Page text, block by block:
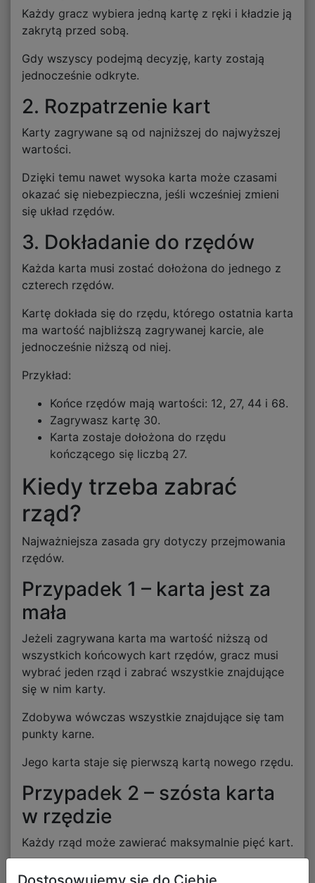
Każdy gracz wybiera jedną kartę z ręki i kładzie ją
zakrytą przed sobą.
Gdy wszyscy podejmą decyzję, karty zostają
jednocześnie odkryte.
2. Rozpatrzenie kart
Karty zagrywane są od najniższej do najwyższej
wartości.
Dzięki temu nawet wysoka karta może czasami
okazać się niebezpieczna, jeśli wcześniej zmieni
się układ rzędów.
3. Dokładanie do rzędów
Każda karta musi zostać dołożona do jednego z
czterech rzędów.
Kartę dokłada się do rzędu, którego ostatnia karta
ma wartość najbliższą zagrywanej karcie, ale
jednocześnie niższą od niej.
Przykład:
Końce rzędów mają wartości: 12, 27, 44 i 68.
Zagrywasz kartę 30.
Karta zostaje dołożona do rzędu
kończącego się liczbą 27.
Kiedy trzeba zabrać
rząd?
Najważniejsza zasada gry dotyczy przejmowania
rzędów.
Przypadek 1 – karta jest za
mała
Jeżeli zagrywana karta ma wartość niższą od
wszystkich końcowych kart rzędów, gracz musi
wybrać jeden rząd i zabrać wszystkie znajdujące
się w nim karty.
Zdobywa wówczas wszystkie znajdujące się tam
punkty karne.
Jego karta staje się pierwszą kartą nowego rzędu.
Przypadek 2 – szósta karta
w rzędzie
Każdy rząd może zawierać maksymalnie pięć kart.